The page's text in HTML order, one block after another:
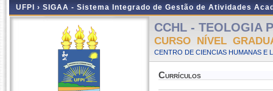
UFPI › SIGAA - Sistema Integrado de Gestão de Atividades
CCHL - TEOLOGIA
CURSO NÍVEL
CENTRO DE CIENCIAS HUMANAS E
Currículos